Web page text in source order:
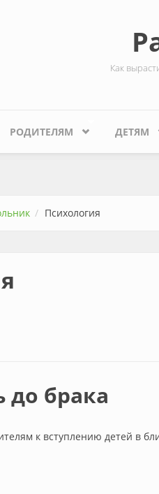
Как
РОДИТЕЛЯМ ДЕТЯМ
Психология
до брака
к вступлению детей в